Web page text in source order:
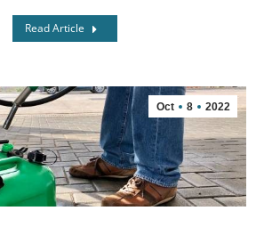
Read Article
Oct 8 2022